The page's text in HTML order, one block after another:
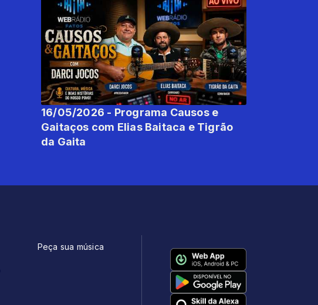
16/05/2026 - Programa Causos e
Gaitaços com Elias Baitaca e Tigrão
da Gaita
Peça sua música